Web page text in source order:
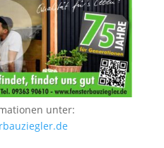
unter: